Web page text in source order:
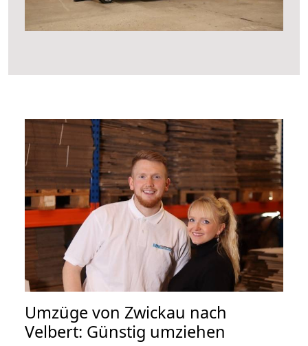
Umzüge von Zwickau nach
Velbert: Günstig umziehen